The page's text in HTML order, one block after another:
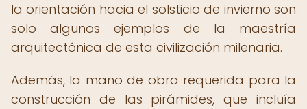
la orientación hacia el solsticio de invierno son
solo algunos ejemplos de la maestría
arquitectónica de esta civilización milenaria.
Además, la mano de obra requerida para la
construcción de las pirámides, que incluía